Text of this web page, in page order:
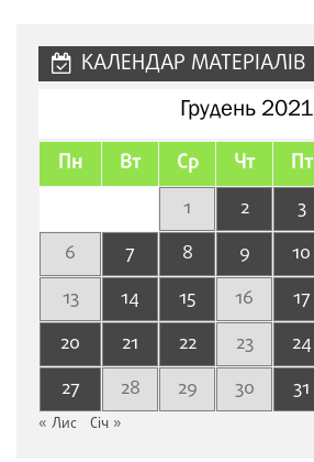
КАЛЕНДАР МАТЕРІАЛІВ
Грудень 2021
Пн Вт Ср Чт Пт
1 2 3
6
7 8 9 10
13
14 15 16 17
20
21 22 23 24
27
28 29 30 31
« Лис Січ »